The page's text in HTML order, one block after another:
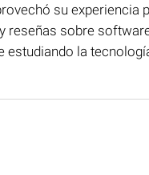
su
sobre
la